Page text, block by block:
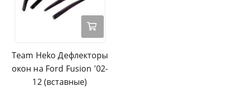
Team Heko Дефлекторы
окон на Ford Fusion '02-
12 (вставные)